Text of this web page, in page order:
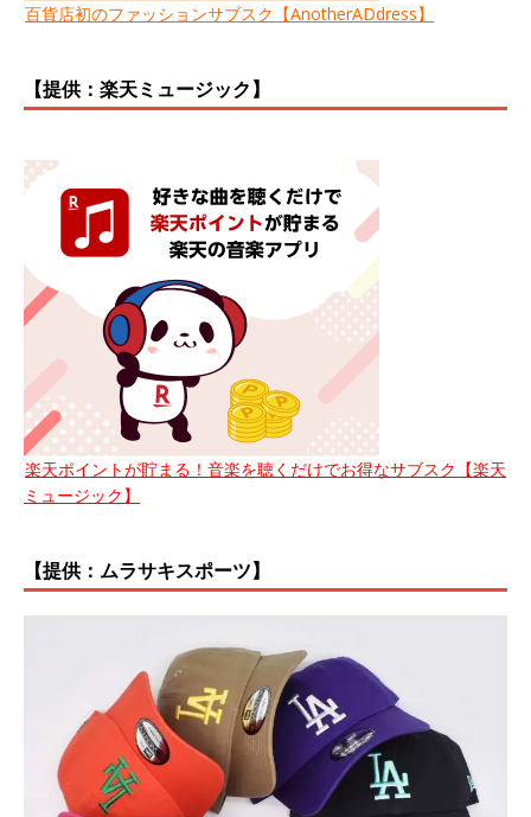
百貨店初のファッションサブスク【AnotherADdress】
【提供：楽天ミュージック】
楽天ポイントが貯まる！音楽を聴くだけでお得なサブスク【楽天
ミュージック】
【提供：ムラサキスポーツ】